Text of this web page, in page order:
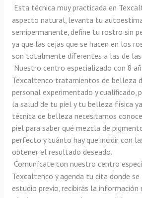
Esta técnica muy practicada en
aspecto natural, levanta tu
semipermanente, define tu rostro sin
ya que las cejas que se hacen en los
son totalmente diferentes a las de las
Nuestro centro especializado con 8
Texcaltenco tratamientos de belleza
personal experimentado y cualificado,
la salud de tu piel y tu belleza física
técnica de belleza necesitamos
piel para saber qué mezcla de
perfecto y cuánto hay que incidir con
obtener el resultado deseado.
Comunícate con nuestro centro
Texcaltenco y agenda tu cita donde
estudio previo, recibirás la información